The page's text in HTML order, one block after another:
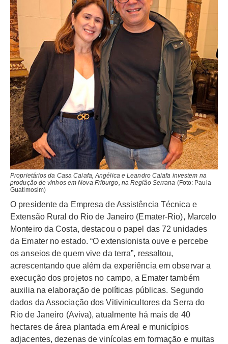
Proprietários da Casa Caiafa, Angélica e Leandro Caiafa investem na
produção de vinhos em Nova Friburgo, na Região Serrana (Foto: Paula
Guatimosim)
O presidente da Empresa de Assistência Técnica e
Extensão Rural do Rio de Janeiro (Emater-Rio), Marcelo
Monteiro da Costa, destacou o papel das 72 unidades
da Emater no estado. “O extensionista ouve e percebe
os anseios de quem vive da terra”, ressaltou,
acrescentando que além da experiência em observar a
execução dos projetos no campo, a Emater também
auxilia na elaboração de políticas públicas. Segundo
dados da Associação dos Vitivinicultores da Serra do
Rio de Janeiro (Aviva), atualmente há mais de 40
hectares de área plantada em Areal e municípios
adjacentes, dezenas de vinícolas em formação e muitas